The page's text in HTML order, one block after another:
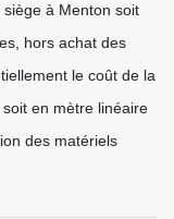
à Menton soit
hors achat des
le coût de la
en mètre linéaire
des matériels